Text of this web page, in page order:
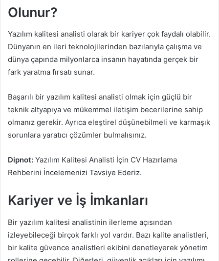
Olunur?
Yazılım kalitesi analisti olarak bir kariyer çok faydalı olabilir.
Dünyanın en ileri teknolojilerinden bazılarıyla çalışma ve
dünya çapında milyonlarca insanın hayatında gerçek bir
fark yaratma fırsatı sunar.
Başarılı bir yazılım kalitesi analisti olmak için güçlü bir
teknik altyapıya ve mükemmel iletişim becerilerine sahip
olmanız gerekir. Ayrıca eleştirel düşünebilmeli ve karmaşık
sorunlara yaratıcı çözümler bulmalısınız.
Dipnot: Yazılım Kalitesi Analisti İçin CV Hazırlama
Rehberini İncelemenizi Tavsiye Ederiz.
Kariyer ve İş İmkanları
Bir yazılım kalitesi analistinin ilerleme açısından
izleyebileceği birçok farklı yol vardır. Bazı kalite analistleri,
bir kalite güvence analistleri ekibini denetleyerek yönetim